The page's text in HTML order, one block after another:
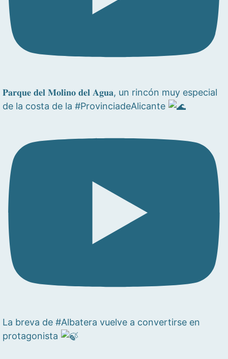
𝐏𝐚𝐫𝐪𝐮𝐞 𝐝𝐞𝐥 𝐌𝐨𝐥𝐢𝐧𝐨 𝐝𝐞𝐥 𝐀𝐠𝐮𝐚, un rincón muy especial
de la costa de la #ProvinciadeAlicante
La breva de #Albatera vuelve a convertirse en
protagonista